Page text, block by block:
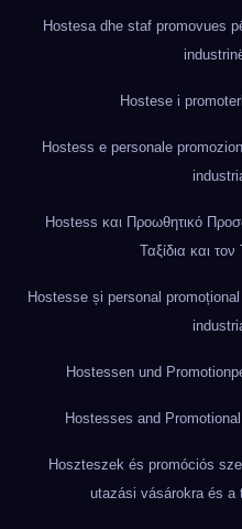
Hostesa dhe staf promovues
Hostese i
Hostess e personale
Hostess και Προωθητικό
Ταξίδια και
Hostesse și personal
Hostessen und
Hostesses and
Hoszteszek és promóciós
utazási vásárokra és a